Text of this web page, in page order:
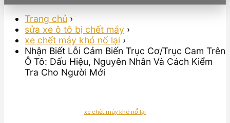
Trang chủ ›
sửa xe ô tô bị chết máy ›
xe chết máy khó nổ lại ›
Nhận Biết Lỗi Cảm Biến Trục Cơ/Trục Cam Trên
Ô Tô: Dấu Hiệu, Nguyên Nhân Và Cách Kiểm
Tra Cho Người Mới
xe chết máy khó nổ lại